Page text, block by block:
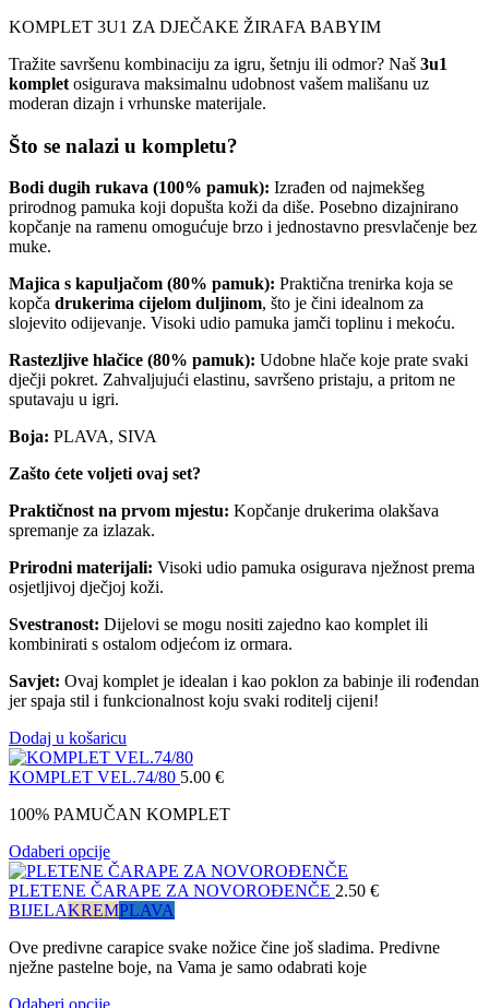
KOMPLET 3U1 ZA DJEČAKE ŽIRAFA BABYIM
Tražite savršenu kombinaciju za igru, šetnju ili odmor? Naš 3u1
komplet osigurava maksimalnu udobnost vašem mališanu uz
moderan dizajn i vrhunske materijale.
Što se nalazi u kompletu?
Bodi dugih rukava (100% pamuk): Izrađen od najmekšeg
prirodnog pamuka koji dopušta koži da diše. Posebno dizajnirano
kopčanje na ramenu omogućuje brzo i jednostavno presvlačenje bez
muke.
Majica s kapuljačom (80% pamuk): Praktična trenirka koja se
kopča drukerima cijelom duljinom, što je čini idealnom za
slojevito odijevanje. Visoki udio pamuka jamči toplinu i mekoću.
Rastezljive hlačice (80% pamuk): Udobne hlače koje prate svaki
dječji pokret. Zahvaljujući elastinu, savršeno pristaju, a pritom ne
sputavaju u igri.
Boja: PLAVA, SIVA
Zašto ćete voljeti ovaj set?
Praktičnost na prvom mjestu: Kopčanje drukerima olakšava
spremanje za izlazak.
Prirodni materijali: Visoki udio pamuka osigurava nježnost prema
osjetljivoj dječjoj koži.
Svestranost: Dijelovi se mogu nositi zajedno kao komplet ili
kombinirati s ostalom odjećom iz ormara.
Savjet: Ovaj komplet je idealan i kao poklon za babinje ili rođendan
jer spaja stil i funkcionalnost koju svaki roditelj cijeni!
Dodaj u košaricu
KOMPLET VEL.74/80 5.00 €
100% PAMUČAN KOMPLET
Odaberi opcije
PLETENE ČARAPE ZA NOVOROĐENČE 2.50 €
BIJELAKREMPLAVA
Ove predivne carapice svake nožice čine još sladima. Predivne
nježne pastelne boje, na Vama je samo odabrati koje